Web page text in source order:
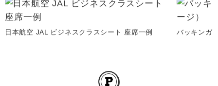
日本航空 JAL ビジネスクラスシート 座席一例 バッキンガ